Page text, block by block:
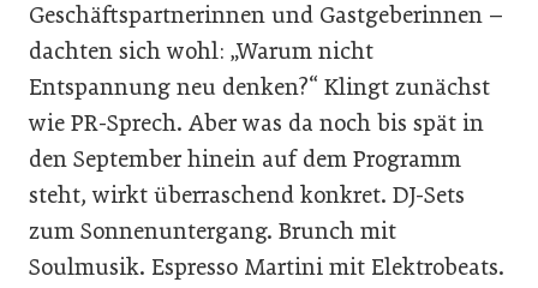
Geschäftspartnerinnen und Gastgeberinnen –
dachten sich wohl: „Warum nicht
Entspannung neu denken?“ Klingt zunächst
wie PR-Sprech. Aber was da noch bis spät in
den September hinein auf dem Programm
steht, wirkt überraschend konkret. DJ-Sets
zum Sonnenuntergang. Brunch mit
Soulmusik. Espresso Martini mit Elektrobeats.